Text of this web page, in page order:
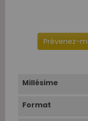
Prévenez-
Millésime
Format